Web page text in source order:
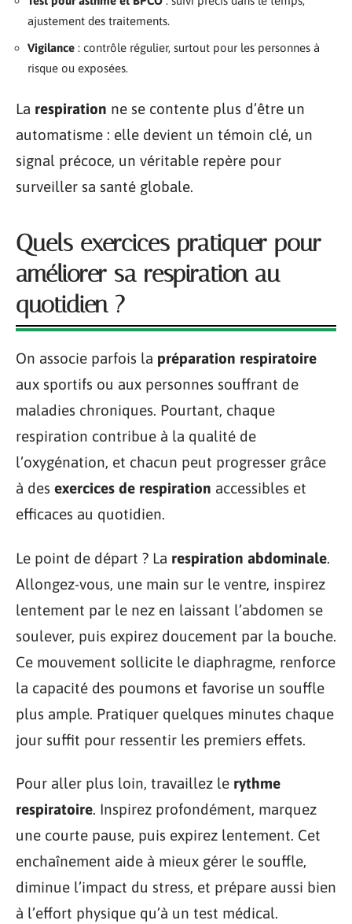
ajustement des traitements.
Vigilance : contrôle régulier, surtout pour les personnes à
risque ou exposées.
La respiration ne se contente plus d’être un
automatisme : elle devient un témoin clé, un
signal précoce, un véritable repère pour
surveiller sa santé globale.
Quels exercices pratiquer pour
améliorer sa respiration au
quotidien ?
On associe parfois la préparation respiratoire
aux sportifs ou aux personnes souffrant de
maladies chroniques. Pourtant, chaque
respiration contribue à la qualité de
l’oxygénation, et chacun peut progresser grâce
à des exercices de respiration accessibles et
efficaces au quotidien.
Le point de départ ? La respiration abdominale.
Allongez-vous, une main sur le ventre, inspirez
lentement par le nez en laissant l’abdomen se
soulever, puis expirez doucement par la bouche.
Ce mouvement sollicite le diaphragme, renforce
la capacité des poumons et favorise un souffle
plus ample. Pratiquer quelques minutes chaque
jour suffit pour ressentir les premiers effets.
Pour aller plus loin, travaillez le rythme
respiratoire. Inspirez profondément, marquez
une courte pause, puis expirez lentement. Cet
enchaînement aide à mieux gérer le souffle,
diminue l’impact du stress, et prépare aussi bien
à l’effort physique qu’à un test médical.